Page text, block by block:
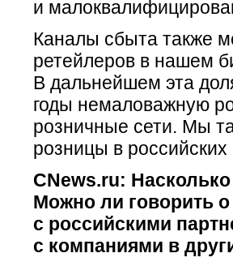
и
Каналы сбыта также
ретейлеров в нашем
В дальнейшем эта
годы немаловажную
розничные сети. Мы
розницы в российских
CNews.ru:
Можно ли говорить о
с российскими
с компаниями в